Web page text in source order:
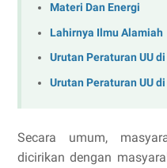
Materi Dan Energi
Lahirnya Ilmu Alamiah
Urutan Peraturan UU
Urutan Peraturan UU
Secara umum,
dicirikan dengan